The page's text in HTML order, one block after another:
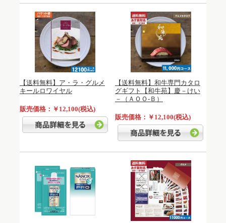
【送料無料】ア・ラ・グルメ
キールロワイヤル
販売価格：￥12,100(税込)
【送料無料】和牛専門カタロ
グギフト【和牛苑】慶－けい
－（ＡＯＯ-Ｂ）
販売価格：￥12,100(税込)